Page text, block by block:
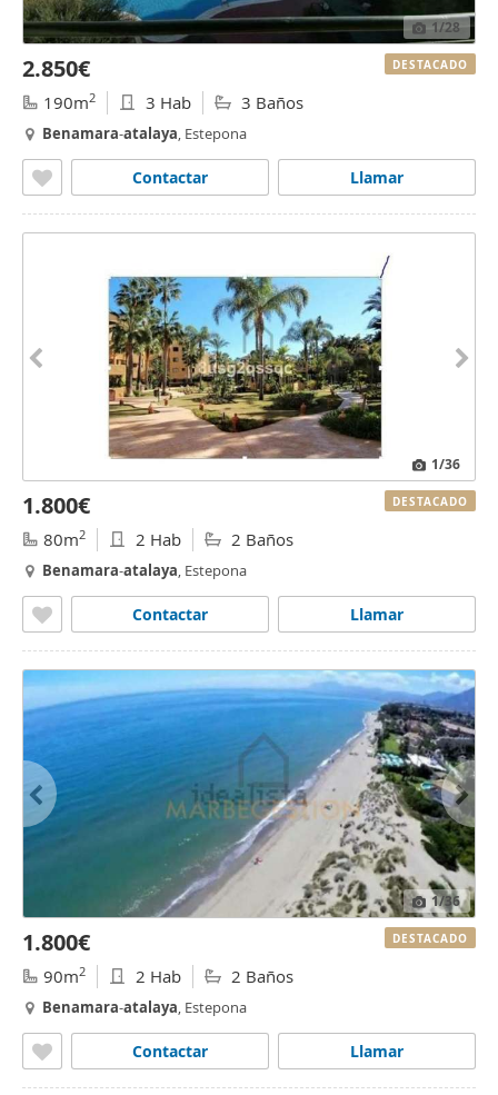
1/28
2.850€
190m2 3 Hab 3 Baños
Benamara-atalaya, Estepona
Llamar
Contactar
DESTACADO
1/36
1.800€
80m2 2 Hab 2 Baños
Benamara-atalaya, Estepona
Llamar
Contactar
DESTACADO
1/36
1.800€
90m2 2 Hab 2 Baños
Benamara-atalaya, Estepona
Llamar
Contactar
DESTACADO